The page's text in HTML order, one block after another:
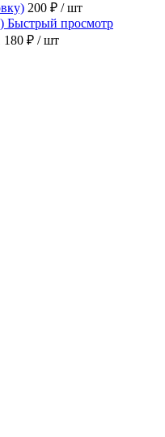
200 ₽ / шт
Быстрый просмотр
180 ₽ / шт